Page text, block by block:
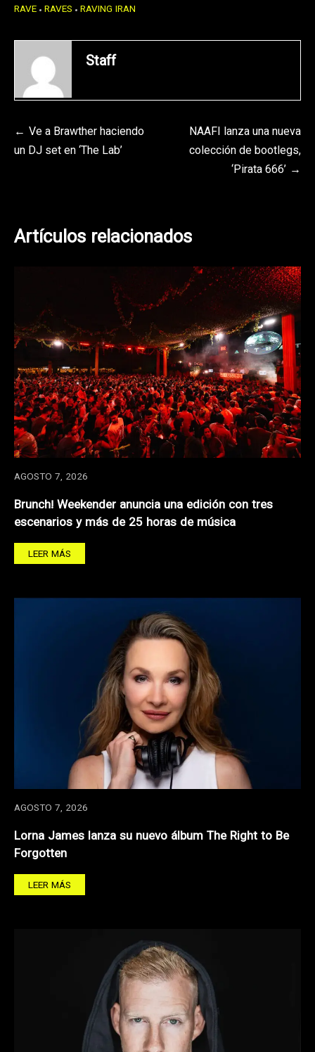
RAVE RAVES RAVING IRAN
Staff
Navegación
de
Ve a Brawther haciendo
un DJ set en ‘The Lab’
NAAFI lanza una nueva
colección de bootlegs,
‘Pirata 666’
Artículos relacionados
AGOSTO 7, 2026
Brunch! Weekender anuncia una edición con tres
escenarios y más de 25 horas de música
LEER MÁS
AGOSTO 7, 2026
Lorna James lanza su nuevo álbum The Right to Be
Forgotten
LEER MÁS